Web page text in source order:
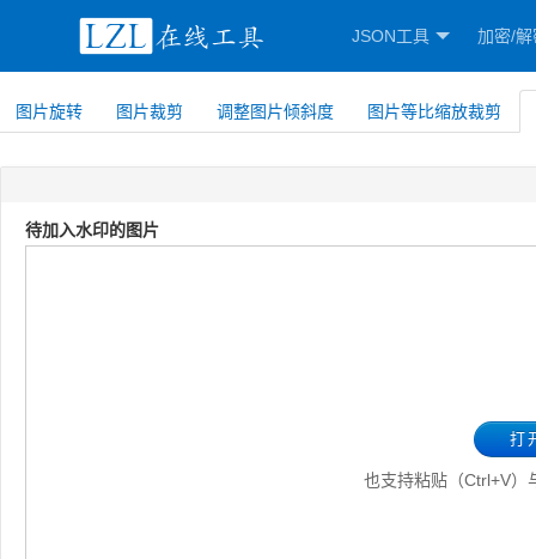
JSON工具 加密/解
图片旋转 图片裁剪 调整图片倾斜度 图片等比缩放裁剪
待加入水印的图片
打
也支持粘贴（Ctrl+V）